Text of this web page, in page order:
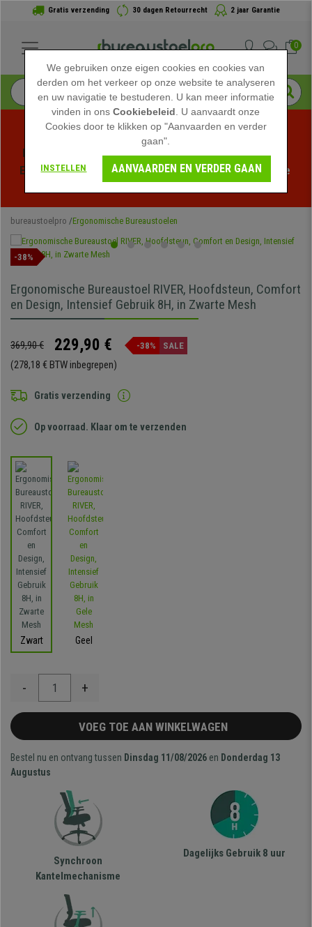
Gratis verzending 30 dagen Retourrecht 2 jaar Garantie
0
Profiteer van de Zomeruitverkoop bij bureaustoelpro!
Exclusieve kortingen voor een beperkte tijd - Bekijk de
bureaustoelpro Ergonomische Bureaustoelen
-38%
Ergonomische Bureaustoel RIVER, Hoofdsteun, Comfort
en Design, Intensief Gebruik 8H, in Zwarte Mesh
369,90 € 229,90 € -38% SALE
(278,18 € BTW inbegrepen)
Gratis verzending
Op voorraad. Klaar om te verzenden
Zwart Geel
- +
VOEG TOE AAN WINKELWAGEN
Bestel nu en ontvang tussen Dinsdag 11/08/2026 en Donderdag 13
Augustus
Synchroon
Kantelmechanisme
Dagelijks Gebruik 8 uur
We gebruiken onze eigen cookies en cookies van
derden om het verkeer op onze website te analyseren
en uw navigatie te bestuderen. U kan meer informatie
vinden in onsCookiebeleid . U aanvaardt onze
Cookies door te klikken op "Aanvaarden en verder
gaan".
INSTELLEN AANVAARDEN EN VERDER GAAN